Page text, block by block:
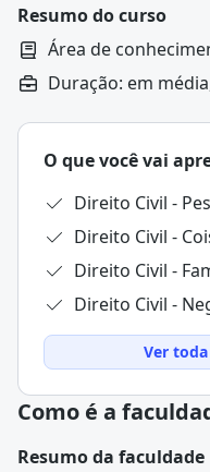
e a distância (EaD), e
semestres (dois anos)
Resumo do curso
Área de
Duração: em
O que você vai
Direito Civil -
Direito Civil -
Direito Civil -
Direito Civil -
Ver
Como é a
Resumo da faculdade